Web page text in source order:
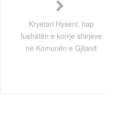
Kryetari Hyseni, hap
fushatën e korrje shirjeve
në Komunën e Gjilanit